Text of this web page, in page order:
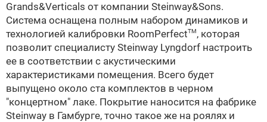
Grands&Verticals от компании Steinway&Sons.
Система оснащена полным набором динамиков и
технологией калибровки RoomPerfectTM, которая
позволит специалисту Steinway Lyngdorf настроить
ее в соответствии с акустическими
характеристиками помещения. Всего будет
выпущено около ста комплектов в черном
"концертном" лаке. Покрытие наносится на фабрике
Steinway в Гамбурге, точно такое же на роялях и